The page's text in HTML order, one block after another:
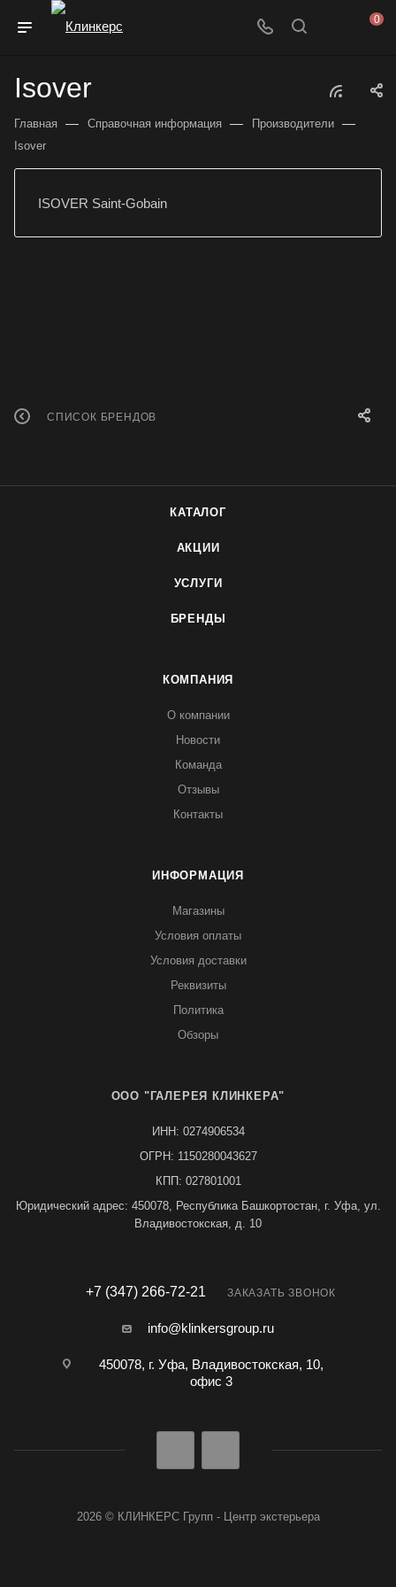
0
Isover
Главная — Справочная информация — Производители —
Isover
ISOVER Saint-Gobain
СПИСОК БРЕНДОВ
КАТАЛОГ
АКЦИИ
УСЛУГИ
БРЕНДЫ
КОМПАНИЯ
О компании
Новости
Команда
Отзывы
Контакты
ИНФОРМАЦИЯ
Магазины
Условия оплаты
Условия доставки
Реквизиты
Политика
Обзоры
ООО "ГАЛЕРЕЯ КЛИНКЕРА"
ИНН: 0274906534
ОГРН: 1150280043627
КПП: 027801001
Юридический адрес: 450078, Республика Башкортостан, г. Уфа, ул.
Владивостокская, д. 10
+7 (347) 266-72-21 ЗАКАЗАТЬ ЗВОНОК
info@klinkersgroup.ru
450078, г. Уфа, Владивостокская, 10,
офис 3
2026 © КЛИНКЕРС Групп - Центр экстерьера